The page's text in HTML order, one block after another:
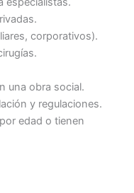
corporativos).
una obra social.
y regulaciones.
edad o tienen